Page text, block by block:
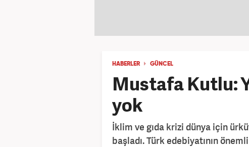
HABERLER GÜNCEL
Mustafa Kutlu:
yok
İklim ve gıda krizi dünya için
başladı. Türk edebiyatının